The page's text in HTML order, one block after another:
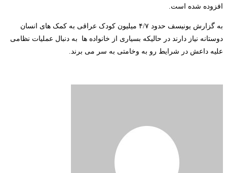
افزوده شده است.
به گزارش یونیسف حدود ۴/۷ میلیون کودک عراقی به کمک های انسان
دوستانه نیاز دارند در حالیکه بسیاری از خانواده ها به دنبال عملیات نظامی
علیه داعش در شرایط رو به وخامتی به سر می برند.